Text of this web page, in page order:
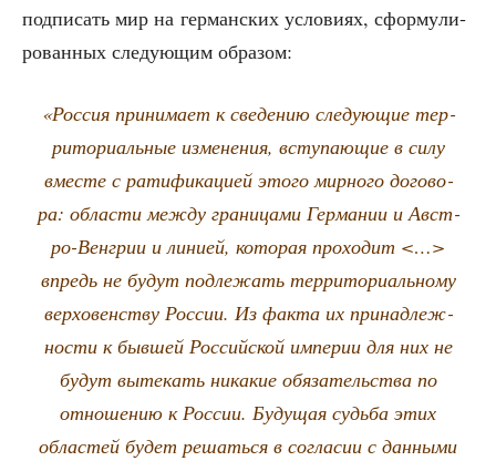
под­пи­сать мир на гер­ман­ских усло­ви­ях, сфор­му­ли­
ро­ван­ных сле­ду­ю­щим образом:
«Рос­сия при­ни­ма­ет к све­де­нию сле­ду­ю­щие тер­
ри­то­ри­аль­ные изме­не­ния, всту­па­ю­щие в силу
вме­сте с рати­фи­ка­ци­ей это­го мир­но­го дого­во­
ра: обла­сти меж­ду гра­ни­ца­ми Гер­ма­нии и Авст­
ро-Вен­грии и лини­ей, кото­рая про­хо­дит <…>
впредь не будут под­ле­жать тер­ри­то­ри­аль­но­му
вер­хо­вен­ству Рос­сии. Из фак­та их при­над­леж­
но­сти к быв­шей Рос­сий­ской импе­рии для них не
будут выте­кать ника­кие обя­за­тель­ства по
отно­ше­нию к Рос­сии. Буду­щая судь­ба этих
обла­стей будет решать­ся в согла­сии с дан­ны­ми